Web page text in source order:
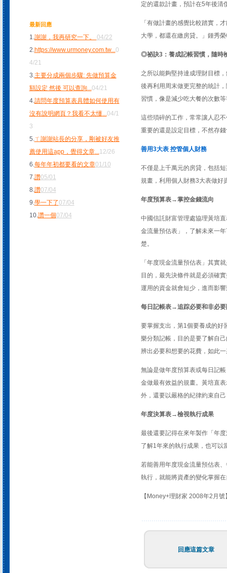
最新回應
1.謝謝，我再研究一下。 04/22
2.https://www.urmoney.com.tw...0
4/21
3.主要分成兩個步驟: 先做預算金
額設定 然後 可以查詢...04/21
4.請問年度預算表具體如何使用有
沒有說明網頁？我看不太懂...04/1
3
5.ㄒ謝謝站長的分享，剛被好友推
薦使用這app，覺得文章...12/26
6.每年年初都要看的文章01/10
7.讚05/01
8.讚07/04
9.學一下了07/04
10.讚一個07/04
定的還款計畫，預計在5年後清
「有做計畫的感覺比較踏實，
大學，都還在繳房貸。」鍾秀
◎祕訣3：養成記帳習慣，隨時
之所以能夠堅持達成理財目標
後再利用周末做更完整的統計
習慣，像是減少吃大餐的次數等
這些瑣碎的工作，常常讓人忍
重要的還是設定目標，不然存
善用3大表 控管個人財務
不僅是上千萬元的房貸，包括
規畫，利用個人財務3大表做好
年度預算表→掌控金錢流向
中國信託財富管理處協理黃培
金流量預估表」，了解未來一
楚。
「年度現金流量預估表」其實
目的，最先決條件就是必須確
運用的資金就會短少，進而影
每日記帳表→追踪必要和非必要
要掌握支出，第1個要養成的好
樂分類記帳，目的是要了解自
辨出必要和想要的花費，如此
無論是做年度預算表或每日記
金做最有效益的規畫。黃培直
外，還要以嚴格的紀律約束自
年度決算表→檢視執行成果
最後還要記得在來年製作「年
了解1年來的執行成果，也可以
若能善用年度現金流量預估表
執行，就能將資產的變化掌握
【Money+理財家 2008年2月號
回應這篇文章